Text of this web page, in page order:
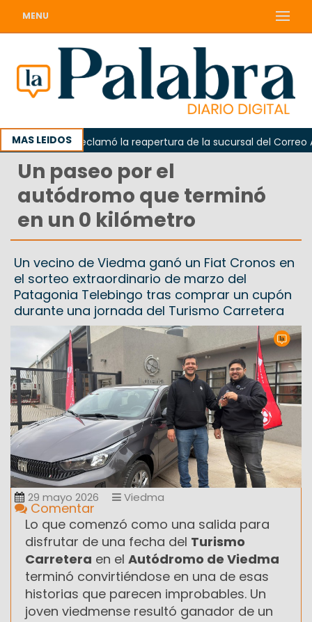
MENU
MAS LEIDOS
Odarda reclamó la reapertura de la sucursal del Correo
Un paseo por el
autódromo que terminó
en un 0 kilómetro
Un vecino de Viedma ganó un Fiat Cronos en
el sorteo extraordinario de marzo del
Patagonia Telebingo tras comprar un cupón
durante una jornada del Turismo Carretera
29 mayo 2026 Viedma
Comentar
Lo que comenzó como una salida para
disfrutar de una fecha del Turismo
Carretera en el Autódromo de Viedma
terminó convirtiéndose en una de esas
historias que parecen improbables. Un
joven viedmense resultó ganador de un